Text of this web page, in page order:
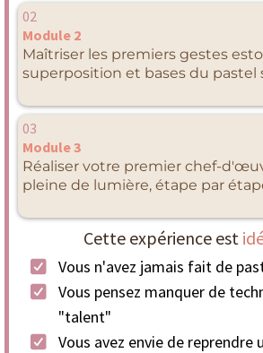
02
Module 2
Maîtriser les premiers gestes
superposition et bases du pastel
03
Module 3
Réaliser votre premier chef-
pleine de lumière, étape par
Cette expérience est
Vous n'avez jamais fait de
Vous pensez manquer de
"talent"
Vous avez envie de reprendre